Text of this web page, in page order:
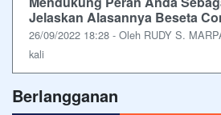
Jelaskan Alasannya Beseta
26/09/2022 18:28 - Oleh RUDY S.
kali
Berlangganan